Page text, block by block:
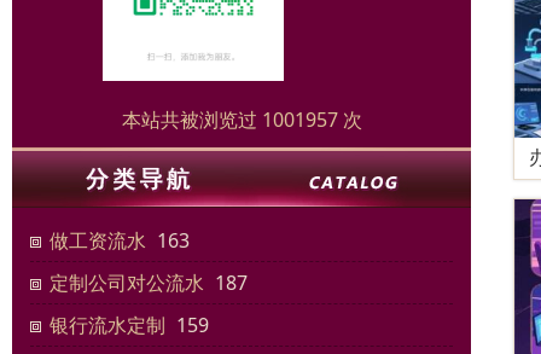
本站共被浏览过 1001957 次
做工资流水 163
定制公司对公流水 187
银行流水定制 159